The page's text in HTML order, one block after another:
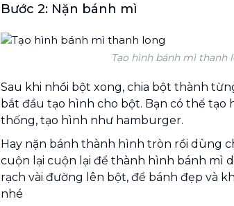
Bước 2: Nặn bánh mì
Tạo hình bánh mì thanh
Sau khi nhồi bột xong, chia bột thành
bắt đầu tạo hình cho bột. Bạn có thể
thống, tạo hình như hamburger.
Hay nặn bánh thành hình tròn rồi dùng
cuộn lại cuộn lại để thành hình bánh mì
rạch vài đường lên bột, để bánh đẹp và
nhé